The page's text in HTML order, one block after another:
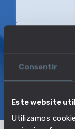
Consentir
Este website
Utilizamos